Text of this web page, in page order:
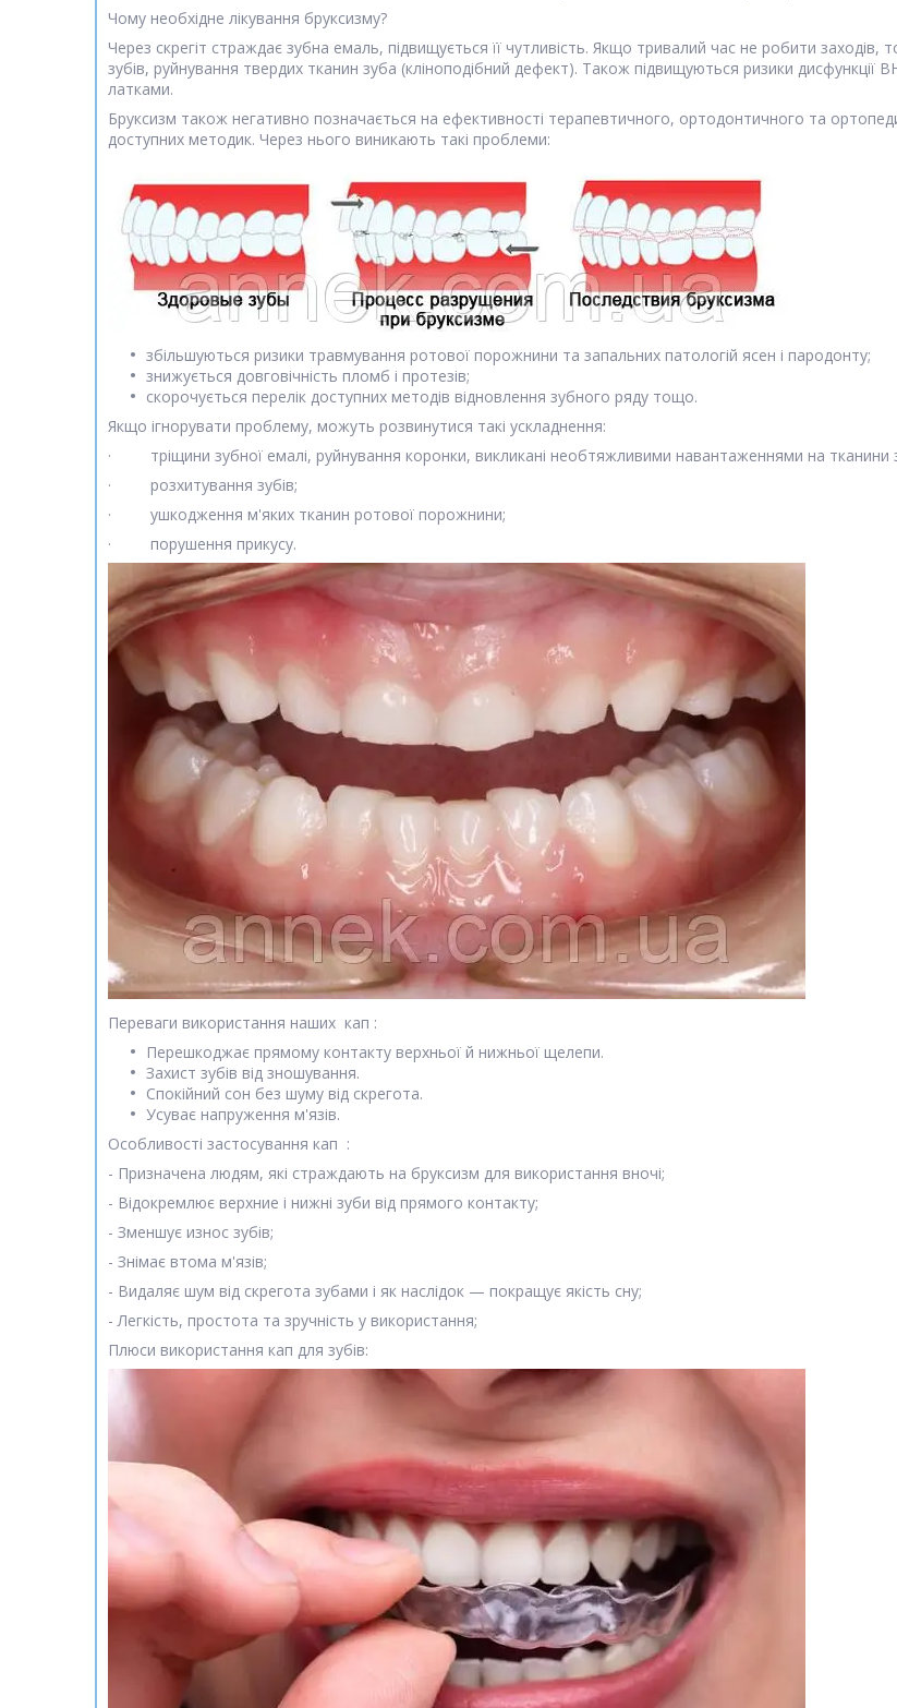
Чому необхідне лікування бруксизму?
Через скрегіт страждає зубна емаль, підвищується її чутливість. Якщо тривалий час не робити
зубів, руйнування твердих тканин зуба (кліноподібний дефект). Також підвищуються ризики
латками.
Бруксизм також негативно позначається на ефективності терапевтичного, ортодонтичного та
доступних методик. Через нього виникають такі проблеми:
збільшуються ризики травмування ротової порожнини та запальних патологій ясен і пародонту;
знижується довговічність пломб і протезів;
скорочується перелік доступних методів відновлення зубного ряду тощо.
Якщо ігнорувати проблему, можуть розвинутися такі ускладнення:
· тріщини зубної емалі, руйнування коронки, викликані необтяжливими навантаженнями на тканини
· розхитування зубів;
· ушкодження м'яких тканин ротової порожнини;
· порушення прикусу.
Переваги використання наших кап :
Перешкоджає прямому контакту верхньої й нижньої щелепи.
Захист зубів від зношування.
Спокійний сон без шуму від скрегота.
Усуває напруження м'язів.
Особливості застосування кап :
- Призначена людям, які страждають на бруксизм для використання вночі;
- Відокремлює верхние і нижні зуби від прямого контакту;
- Зменшує износ зубів;
- Знімає втома м'язів;
- Видаляє шум від скрегота зубами і як наслідок — покращує якість сну;
- Легкість, простота та зручність у використання;
Плюси використання кап для зубів: